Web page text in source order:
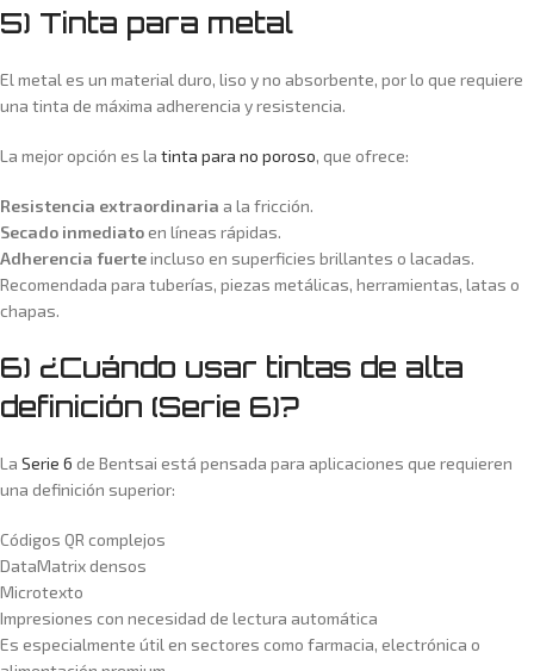
5) Tinta para metal
El metal es un material duro, liso y no absorbente, por lo que requiere
una tinta de máxima adherencia y resistencia.
La mejor opción es la tinta para no poroso, que ofrece:
Resistencia extraordinaria a la fricción.
Secado inmediatoen líneas rápidas.
Adherencia fuerteincluso en superficies brillantes o lacadas.
Recomendada para tuberías, piezas metálicas, herramientas, latas o
chapas.
6) ¿Cuándo usar tintas de alta
definición (Serie 6)?
La Serie 6 de Bentsai está pensada para aplicaciones que requieren
una definición superior:
Códigos QR complejos
DataMatrix densos
Microtexto
Impresiones con necesidad de lectura automática
Es especialmente útil en sectores como farmacia, electrónica o